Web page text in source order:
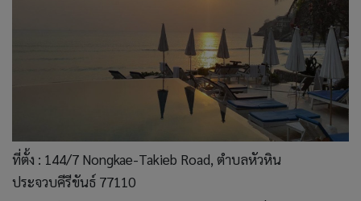
ที่ตั้ง : 144/7 Nongkae-Takieb Road, ตำบลหัวหิน
ประจวบคีรีขันธ์ 77110